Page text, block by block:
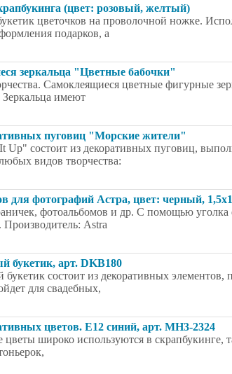
(цвет: розовый, желтый)
цветочков на проволочной ножке.
подарков, а
зеркальца "Цветные бабочки"
Самоклеящиеся цветные фигурные
имеют
пуговиц "Морские жители"
Up" состоит из декоративных пуговиц,
видов творчества:
для фотографий Астра, цвет: черный,
фотоальбомов и др. С помощью
Astra
букетик, арт. DKB180
букетик состоит из декоративных
для свадебных,
цветов. E12 синий, арт. MH3-2324
цветы широко используются в скрапбукинге,